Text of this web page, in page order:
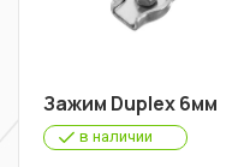
Зажим Duplex 6мм
в наличии